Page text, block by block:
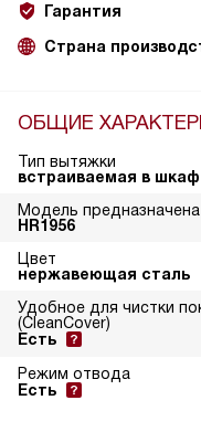
Гарантия
Страна
ОБЩИЕ
Тип вытяжки
встраиваемая в шкаф
Модель
HR1956
Цвет
нержавеющая сталь
Удобное для чистки
(CleanCover)
Есть
Режим отвода
Есть